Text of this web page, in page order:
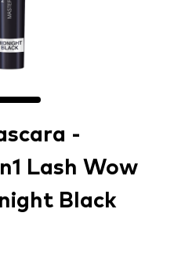
-
Lash Wow
Black